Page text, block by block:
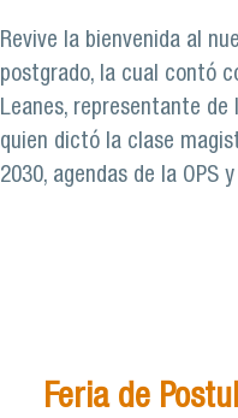
Revive la bienvenida al
postgrado, la cual contó
Leanes, representante de
quien dictó la clase
2030, agendas de la OPS
Feria de